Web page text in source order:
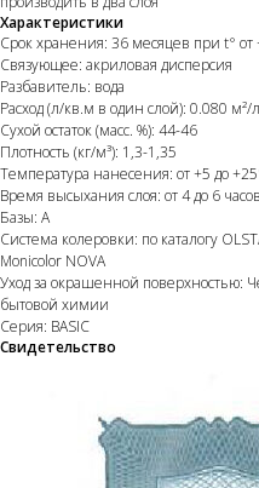
Характеристики
Срок хранения: 36 месяцев при t° от
Связующее: акриловая дисперсия
Разбавитель: вода
Расход (л/кв.м в один слой): 0.080 м²/л
Сухой остаток (масс. %): 44-46
Плотность (кг/м³): 1,3-1,35
Температура нанесения: от +5 до
Время высыхания слоя: от 4 до 6 часов
Базы: A
Система колеровки: по каталогу
Monicolor NOVA
Уход за окрашенной поверхностью:
бытовой химии
Серия: BASIC
Свидетельство